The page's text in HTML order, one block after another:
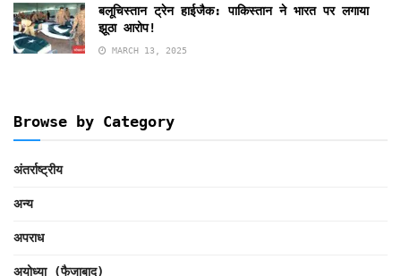
बलूचिस्तान ट्रेन हाईजैक: पाकिस्तान ने भारत पर लगाया
झूठा आरोप!
MARCH 13, 2025
Browse by Category
अंतर्राष्ट्रीय
अन्य
अपराध
अयोध्या (फैजाबाद)